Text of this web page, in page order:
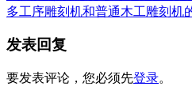
多工序雕刻机和普通木工雕刻机
发表回复
要发表评论，您必须先登录。